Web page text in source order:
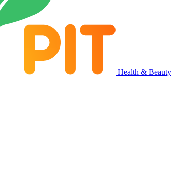
Health & Beauty